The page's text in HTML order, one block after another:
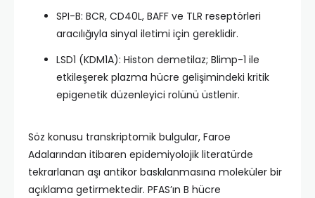
SPI-B: BCR, CD40L, BAFF ve TLR reseptörleri
aracılığıyla sinyal iletimi için gereklidir.​
LSD1 (KDM1A): Histon demetilaz; Blimp-1 ile
etkileşerek plazma hücre gelişimindeki kritik
epigenetik düzenleyici rolünü üstlenir.​
Söz konusu transkriptomik bulgular, Faroe
Adalarından itibaren epidemiyolojik literatürde
tekrarlanan aşı antikor baskılanmasına moleküler bir
açıklama getirmektedir. PFAS’ın B hücre